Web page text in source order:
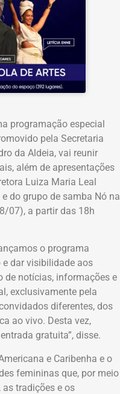
programação especial
pela Secretaria
da Aldeia, vai reunir
além de apresentações
Luiza Maria Leal
do grupo de samba Nó na
07), a partir das 18h
o programa
e dar visibilidade aos
de notícias, informações e
exclusivamente pela
diferentes, dos
ao vivo. Desta vez,
gratuita”, disse.
e Caribenha e o
femininas que, por meio
tradições e os